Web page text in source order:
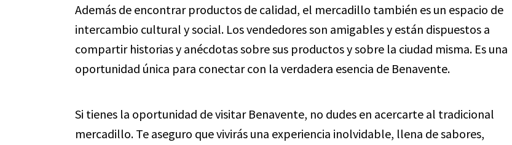
Además de encontrar productos de calidad, el mercadillo también es un espacio de
intercambio cultural y social. Los vendedores son amigables y están dispuestos a
compartir historias y anécdotas sobre sus productos y sobre la ciudad misma. Es una
oportunidad única para conectar con la verdadera esencia de Benavente.
Si tienes la oportunidad de visitar Benavente, no dudes en acercarte al tradicional
mercadillo. Te aseguro que vivirás una experiencia inolvidable, llena de sabores,